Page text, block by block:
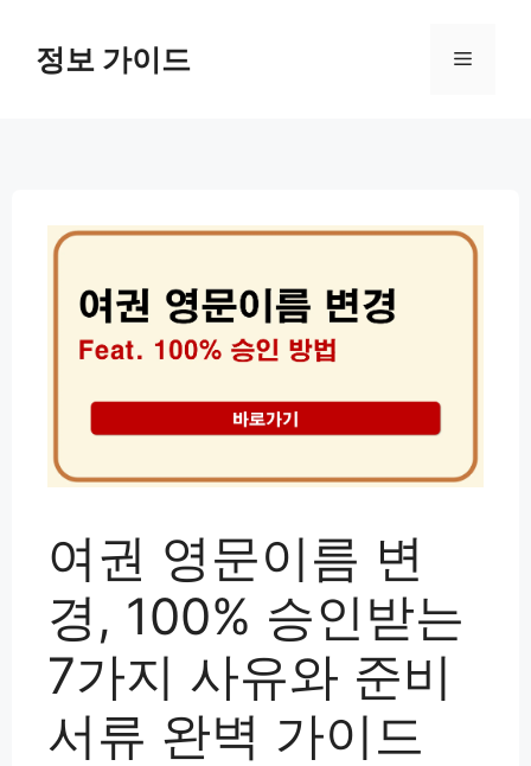
정보 가이드 메
여권 영문이름 변
경, 100% 승인받는
7가지 사유와 준비
서류 완벽 가이드